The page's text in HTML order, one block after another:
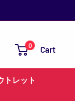
0 Cart
トレット